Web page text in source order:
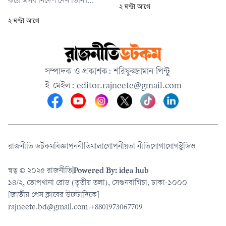
সংবাদমাধ্যম ও সামাজিক
পরিকল্পনা তুলে ধরেন। আন্তর্জাতিক
অপরাধ ট্রাইব্যুনালে ওবায়দুল
কাদের, মোহাম্মদ এ আরাফাত,
যুবলীগ ও ছাত্রলীগের তৎকালীন
সভাপতি-সাধারণ সম্পাদক
২ ঘণ্টা আগে
সমস্যার সমাধান হয়ে যায়। সমস্যার
মানুষ এক আছে, সমাধান হবে।
এখানটায় কোনো নেতিবাচক জিনিস
নেই। সব ইতিবাচক।
২ ঘণ্টা আগে
সম্পাদক ও প্রকাশক: শরিফুজ্জামান পিন্টু
ই-মেইল: editor.rajneete@gmail.com
রাজনীতি ডটকমবিজ্ঞাপননীতিমালাগোপনীয়তা নীতিযোগাযোগস্টুডিও
স্বত্ব © ২০২৫ রাজনীতিPowered By: idea hub
১৪/২, তোপখানা রোড (তৃতীয় তলা), সেগুনবাগিচা, ঢাকা-১০০০
[জাতীয় প্রেস ক্লাবের উল্টোদিকে]
rajneete.bd@gmail.com +8801973067709